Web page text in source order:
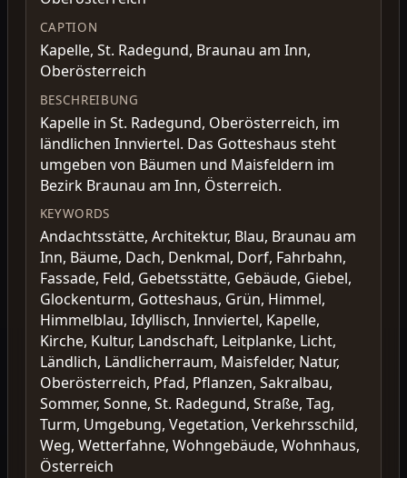
CAPTION
Kapelle, St. Radegund, Braunau am Inn,
Oberösterreich
BESCHREIBUNG
Kapelle in St. Radegund, Oberösterreich, im
ländlichen Innviertel. Das Gotteshaus steht
umgeben von Bäumen und Maisfeldern im
Bezirk Braunau am Inn, Österreich.
KEYWORDS
Andachtsstätte, Architektur, Blau, Braunau am
Inn, Bäume, Dach, Denkmal, Dorf, Fahrbahn,
Fassade, Feld, Gebetsstätte, Gebäude, Giebel,
Glockenturm, Gotteshaus, Grün, Himmel,
Himmelblau, Idyllisch, Innviertel, Kapelle,
Kirche, Kultur, Landschaft, Leitplanke, Licht,
Ländlich, Ländlicherraum, Maisfelder, Natur,
Oberösterreich, Pfad, Pflanzen, Sakralbau,
Sommer, Sonne, St. Radegund, Straße, Tag,
Turm, Umgebung, Vegetation, Verkehrsschild,
Weg, Wetterfahne, Wohngebäude, Wohnhaus,
Österreich